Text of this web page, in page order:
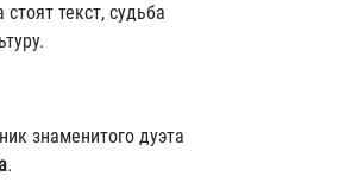
текст, судьба
знаменитого дуэта
.